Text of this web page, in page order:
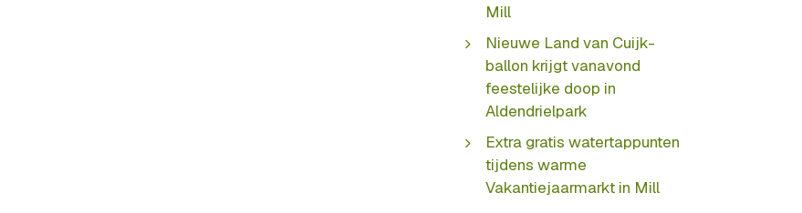
Mill
Nieuwe Land van Cuijk-
ballon krijgt vanavond
feestelijke doop in
Aldendrielpark
Extra gratis watertappunten
tijdens warme
Vakantiejaarmarkt in Mill